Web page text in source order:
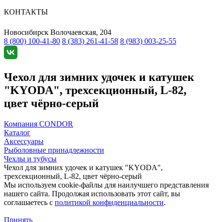
КОНТАКТЫ
Новосибирск Волочаевская, 204
8 (800) 100-41-80 8 (383) 261-41-58 8 (983) 003-25-55
Чехол для зимних удочек и катушек
"KYODA", трехсекционный, L-82,
цвет чёрно-серый
Компания CONDOR
Каталог
Аксессуары
Рыболовные принадлежности
Чехлы и тубусы
Чехол для зимних удочек и катушек "KYODA",
трехсекционный, L-82, цвет чёрно-серый
Мы используем cookie-файлы для наилучшего представления
нашего сайта. Продолжая использовать этот сайт, вы
соглашаетесь c политикой конфиденциальности.
Принять